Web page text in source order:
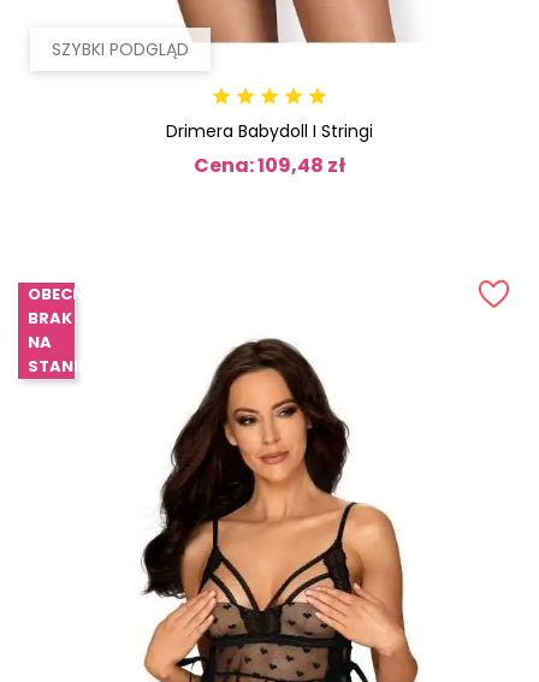
SZYBKI PODGLĄD
Drimera Babydoll I Stringi
Cena: 109,48 zł
OBECNIE
BRAK
NA
STANIE